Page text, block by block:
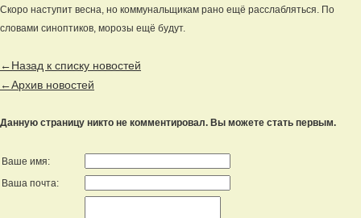
Скоро наступит весна, но коммунальщикам рано ещё расслабляться. По
словами синоптиков, морозы ещё будут.
←Назад к списку новостей
←Архив новостей
Данную страницу никто не комментировал. Вы можете стать первым.
Ваше имя:
Ваша почта: